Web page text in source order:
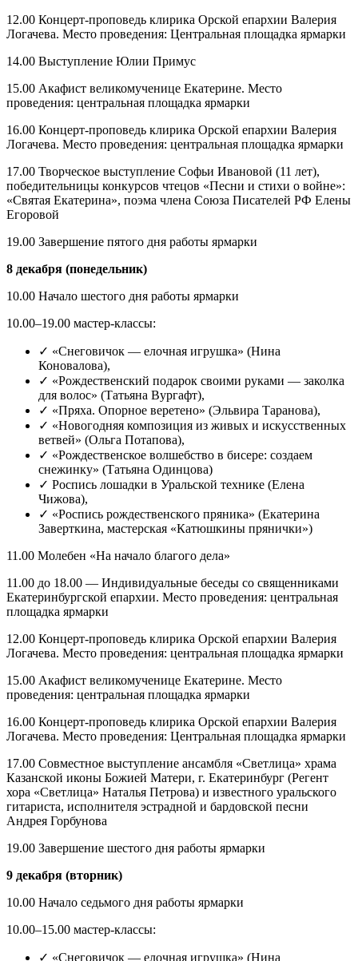
12.00 Концерт-проповедь клирика Орской епархии Валерия
Логачева. Место проведения: Центральная площадка ярмарки
14.00 Выступление Юлии Примус
15.00 Акафист великомученице Екатерине. Место
проведения: центральная площадка ярмарки
16.00 Концерт-проповедь клирика Орской епархии Валерия
Логачева. Место проведения: центральная площадка ярмарки
17.00 Творческое выступление Софьи Ивановой (11 лет),
победительницы конкурсов чтецов «Песни и стихи о войне»:
«Святая Екатерина», поэма члена Союза Писателей РФ Елены
Егоровой
19.00 Завершение пятого дня работы ярмарки
8 декабря (понедельник)
10.00 Начало шестого дня работы ярмарки
10.00–19.00 мастер-классы:
✓ «Снеговичок — елочная игрушка» (Нина
Коновалова),
✓ «Рождественский подарок своими руками — заколка
для волос» (Татьяна Вургафт),
✓ «Пряха. Опорное веретено» (Эльвира Таранова),
✓ «Новогодняя композиция из живых и искусственных
ветвей» (Ольга Потапова),
✓ «Рождественское волшебство в бисере: создаем
снежинку» (Татьяна Одинцова)
✓ Роспись лошадки в Уральской технике (Елена
Чижова),
✓ «Роспись рождественского пряника» (Екатерина
Заверткина, мастерская «Катюшкины прянички»)
11.00 Молебен «На начало благого дела»
11.00 до 18.00 — Индивидуальные беседы со священниками
Екатеринбургской епархии. Место проведения: центральная
площадка ярмарки
12.00 Концерт-проповедь клирика Орской епархии Валерия
Логачева. Место проведения: центральная площадка ярмарки
15.00 Акафист великомученице Екатерине. Место
проведения: центральная площадка ярмарки
16.00 Концерт-проповедь клирика Орской епархии Валерия
Логачева. Место проведения: Центральная площадка ярмарки
17.00 Совместное выступление ансамбля «Светлица» храма
Казанской иконы Божией Матери, г. Екатеринбург (Регент
хора «Светлица» Наталья Петрова) и известного уральского
гитариста, исполнителя эстрадной и бардовской песни
Андрея Горбунова
19.00 Завершение шестого дня работы ярмарки
9 декабря (вторник)
10.00 Начало седьмого дня работы ярмарки
10.00–15.00 мастер-классы:
✓ «Снеговичок — елочная игрушка» (Нина